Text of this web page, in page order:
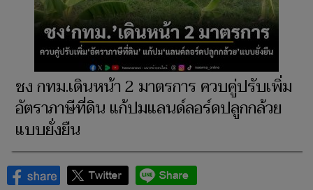
ชง กทม.เดินหน้า 2 มาตรการ ควบคู่ปรับเพิ่ม
อัตราภาษีที่ดิน แก้ปมแลนด์ลอร์ดปลูกกล้วย
แบบยั่งยืน